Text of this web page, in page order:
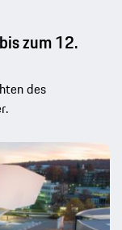
zum 12.
des